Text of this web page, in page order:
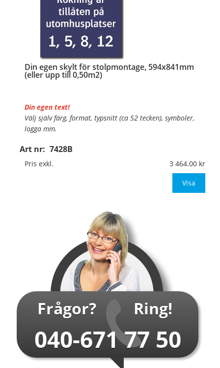
Din egen skylt för stolpmontage, 594x841mm
(eller upp till 0,50m2)
Art nr: 7428B
Din egen text!
Välj själv färg, format, typsnitt (ca 52 tecken), symboler,
logga mm.
Material:Kantvikt aluminium, 2mm (stolpmontage)
Mått:594x841mm (eller annat mått upp till 0,50m²)
Pris exkl. 3 464.00
Visa
Frågor? Ring!
040-671 77 50